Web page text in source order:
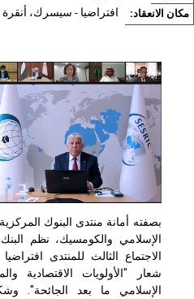
الانعقاد: افتراضيا - سيسرك، أنقرة
بصفته أمانة منتدى البنوك
الإسلامي والكومسيك، نظم البنك
شعار "الأولويات الاقتصادية
الإسلامي ما بعد الجائحة".